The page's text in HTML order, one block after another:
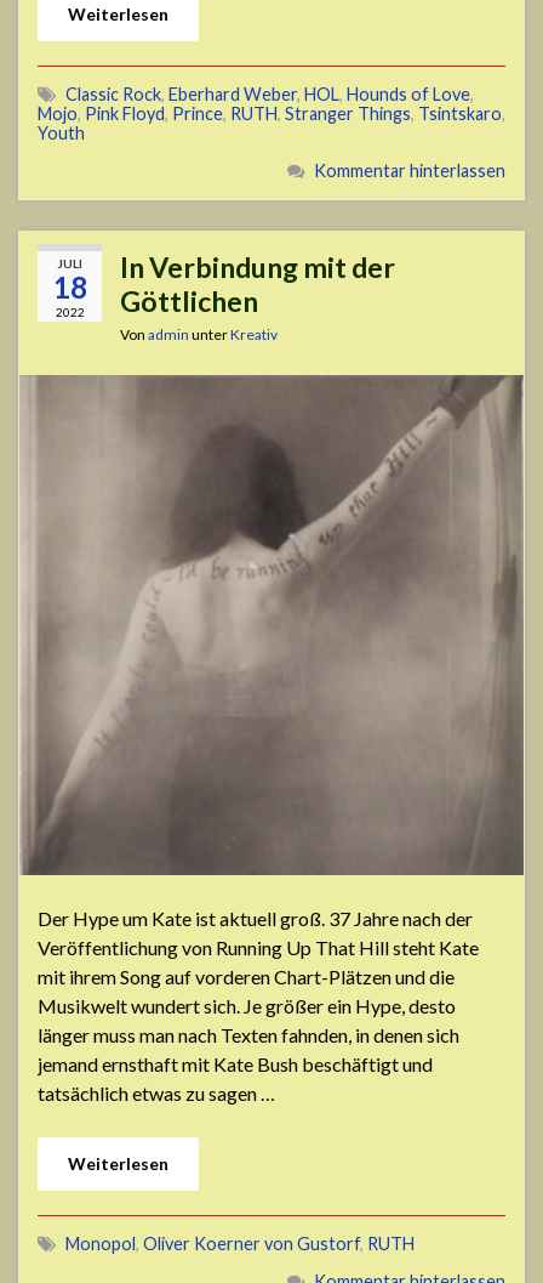
Weiterlesen
Classic Rock, Eberhard Weber, HOL, Hounds of Love,
Mojo, Pink Floyd, Prince, RUTH, Stranger Things, Tsintskaro,
Youth
Kommentar hinterlassen
JULI
18
2022
In Verbindung mit der
Göttlichen
Von admin unterKreativ
Der Hype um Kate ist aktuell groß. 37 Jahre nach der
Veröffentlichung von Running Up That Hill steht Kate
mit ihrem Song auf vorderen Chart-Plätzen und die
Musikwelt wundert sich. Je größer ein Hype, desto
länger muss man nach Texten fahnden, in denen sich
jemand ernsthaft mit Kate Bush beschäftigt und
tatsächlich etwas zu sagen …
Weiterlesen
Monopol, Oliver Koerner von Gustorf, RUTH